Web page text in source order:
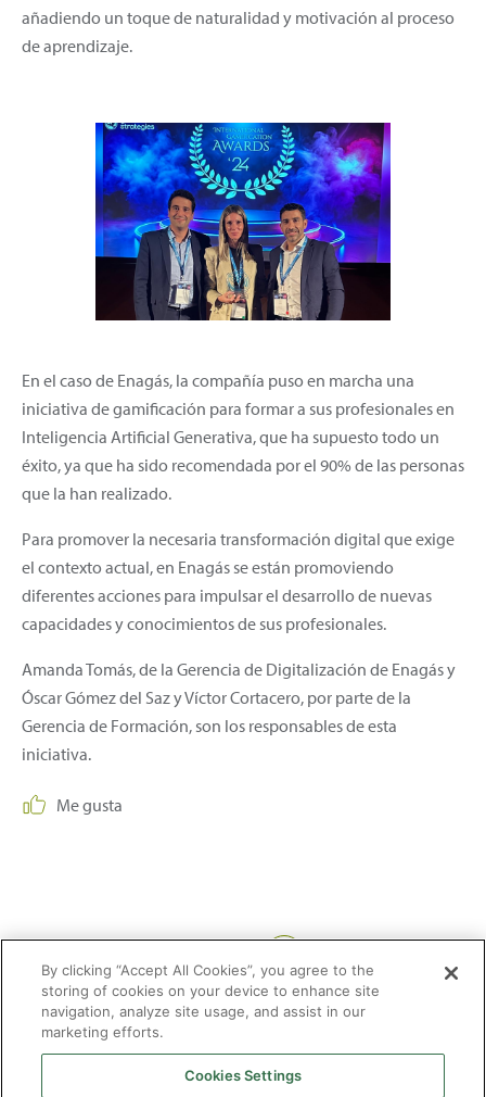
añadiendo un toque de naturalidad y motivación al proceso
de aprendizaje.
En el caso de Enagás, la compañía puso en marcha una
iniciativa de gamificación para formar a sus profesionales en
Inteligencia Artificial Generativa, que ha supuesto todo un
éxito, ya que ha sido recomendada por el 90% de las personas
que la han realizado.
Para promover la necesaria transformación digital que exige
el contexto actual, en Enagás se están promoviendo
diferentes acciones para impulsar el desarrollo de nuevas
capacidades y conocimientos de sus profesionales.
Amanda Tomás, de la Gerencia de Digitalización de Enagás y
Óscar Gómez del Saz y Víctor Cortacero, por parte de la
Gerencia de Formación, son los responsables de esta
iniciativa.
Me gusta
By clicking “Accept All Cookies”, you agree to the
storing of cookies on your device to enhance site
navigation, analyze site usage, and assist in our
marketing efforts.
Cookies Settings